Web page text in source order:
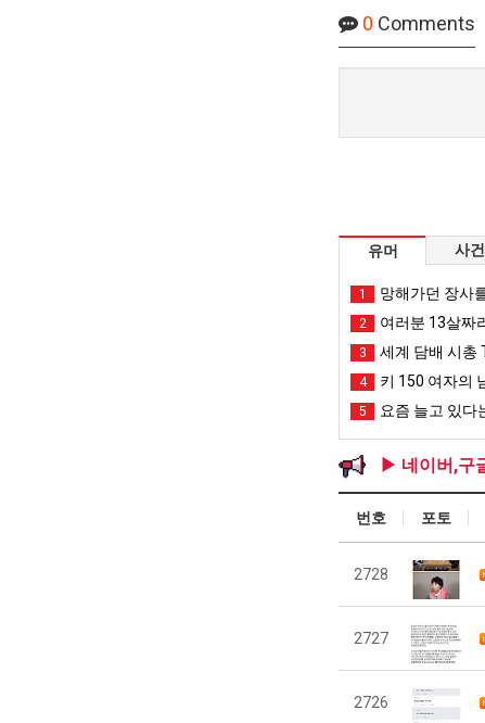
0 Comments
유머 사건
1 망해가던 장사
2 여러분 13살짜
3 세계 담배 시총
4 키 150 여자의
5 요즘 늘고 있다
▶ 네이버,구
번호 포토
2728
2727
2726